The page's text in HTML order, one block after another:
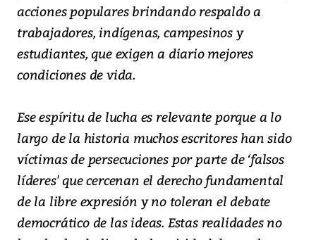
acciones populares brindando respaldo a
trabajadores, indígenas, campesinos y
estudiantes, que exigen a diario mejores
condiciones de vida.
Ese espíritu de lucha es relevante porque a lo
largo de la historia muchos escritores han sido
víctimas de persecuciones por parte de ‘falsos
líderes' que cercenan el derecho fundamental
de la libre expresión y no toleran el debate
democrático de las ideas. Estas realidades no